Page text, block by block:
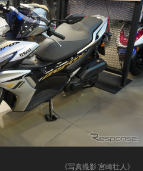
《写真撮影 宮崎壮人》